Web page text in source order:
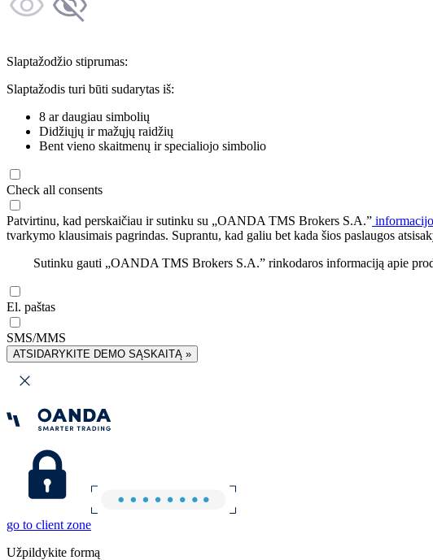
Slaptažodžio stiprumas:
Slaptažodis turi būti sudarytas iš:
8 ar daugiau simbolių
Didžiųjų ir mažųjų raidžių
Bent vieno skaitmenų ir specialiojo simbolio
Check all consents
Patvirtinu, kad perskaičiau ir sutinku su „OANDA TMS Brokers S.A.”
tvarkymo klausimais pagrindas. Suprantu, kad galiu bet kada šios paslaugos
Sutinku gauti „OANDA TMS Brokers S.A.” rinkodaros informaciją apie
El. paštas
SMS/MMS
ATSIDARYKITE DEMO SĄSKAITĄ »
go to client zone
Užpildykite formą